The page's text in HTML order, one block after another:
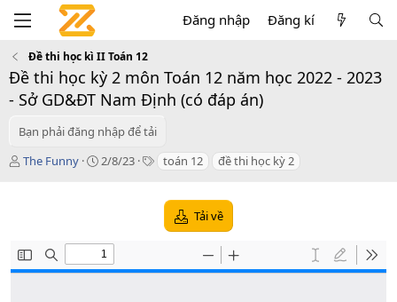
Đăng nhập Đăng kí
Đề thi học kì II Toán 12
Đề thi học kỳ 2 môn Toán 12 năm học 2022 - 2023
- Sở GD&ĐT Nam Định (có đáp án)
Bạn phải đăng nhập để tải
T
The Funny
C
o
n
2/8/23
T toán 12 đề thi học kỳ 2
Tải về